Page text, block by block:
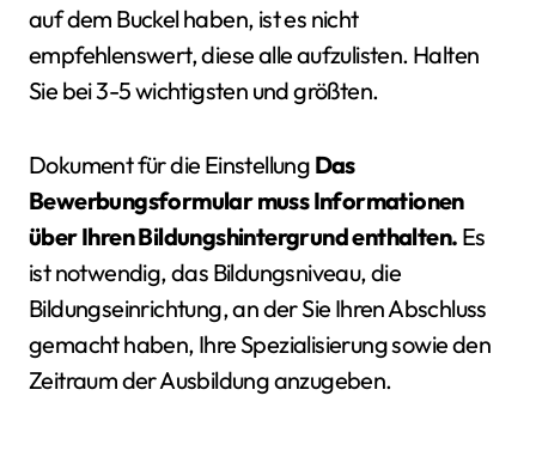
auf dem Buckel haben, ist es nicht
empfehlenswert, diese alle aufzulisten. Halten
Sie bei 3-5 wichtigsten und größten.
Dokument für die Einstellung Das
Bewerbungsformular muss Informationen
über Ihren Bildungshintergrund enthalten. Es
ist notwendig, das Bildungsniveau, die
Bildungseinrichtung, an der Sie Ihren Abschluss
gemacht haben, Ihre Spezialisierung sowie den
Zeitraum der Ausbildung anzugeben.